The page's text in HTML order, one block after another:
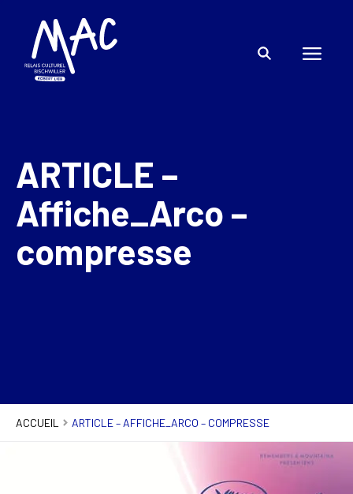
ARTICLE –
Affiche_Arco –
compresse
ACCUEIL ARTICLE – AFFICHE_ARCO – COMPRESSE